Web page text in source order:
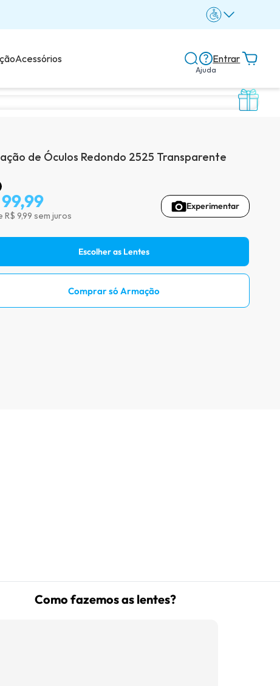
Acessórios
Ajuda
Entrar
de Óculos Redondo 2525 Transparente
R$ 9,99 sem juros
Experimentar
Escolher as Lentes
Comprar só Armação
Como fazemos as lentes?